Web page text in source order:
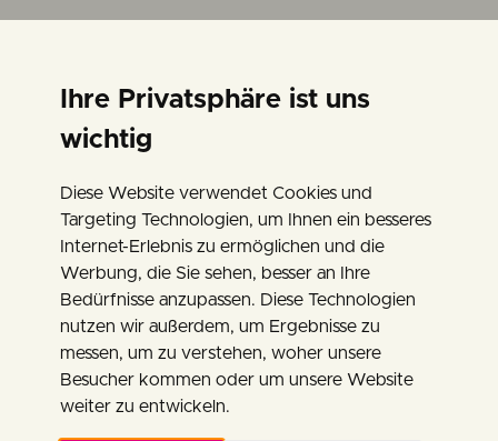
Ihre Privatsphäre ist uns
wichtig
Diese Website verwendet Cookies und
Targeting Technologien, um Ihnen ein besseres
Internet-Erlebnis zu ermöglichen und die
Werbung, die Sie sehen, besser an Ihre
Bedürfnisse anzupassen. Diese Technologien
nutzen wir außerdem, um Ergebnisse zu
messen, um zu verstehen, woher unsere
Besucher kommen oder um unsere Website
weiter zu entwickeln.
DIESE WELT
BRENNT!
13.06.2026 - 19:00 Uhr
Heunburg Theater - 9111 Haimburg